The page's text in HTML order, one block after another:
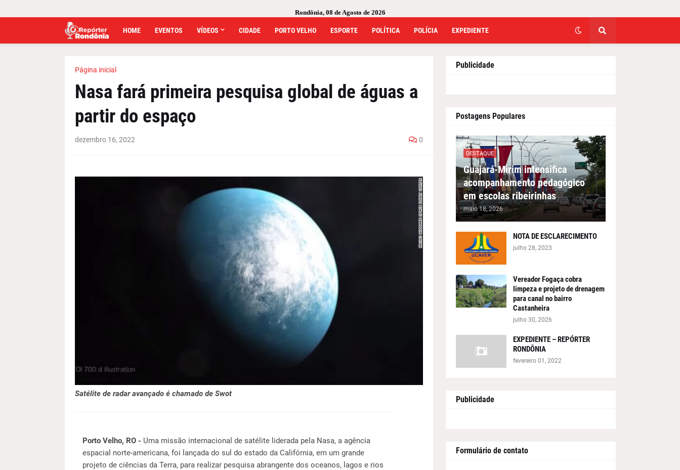
Rondônia, 08 de Agosto de 2026
HOME EVENTOS VÍDEOS CIDADE PORTO VELHO ESPORTE POLÍTICA POLÍCIA EXPEDIENTE
Página inicial
Nasa fará primeira pesquisa global de águas a
partir do espaço
dezembro 16, 2022 0
Satélite de radar avançado é chamado de Swot
Porto Velho, RO - Uma missão internacional de satélite liderada pela Nasa, a agência
espacial norte-americana, foi lançada do sul do estado da Califórnia, em um grande
projeto de ciências da Terra, para realizar pesquisa abrangente dos oceanos, lagos e rios
Publicidade
Postagens Populares
DESTAQUE
Guajará-Mirim intensifica
acompanhamento pedagógico
em escolas ribeirinhas
maio 18, 2026
NOTA DE ESCLARECIMENTO
julho 28, 2023
Vereador Fogaça cobra
limpeza e projeto de drenagem
para canal no bairro
Castanheira
julho 30, 2026
EXPEDIENTE – REPÓRTER
RONDÔNIA
fevereiro 01, 2022
Publicidade
Formulário de contato